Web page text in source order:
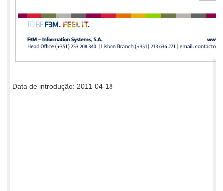
Data de introdução: 2011-04-18